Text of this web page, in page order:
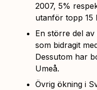
2007, 5%
utanför topp 15
En större del
som bidragit
Dessutom har
Umeå.
Övrig ökning i